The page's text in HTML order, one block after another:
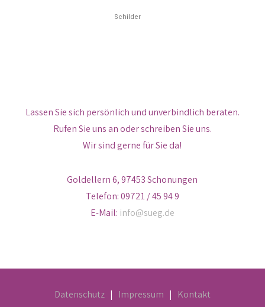
Schilder
Lassen Sie sich persönlich und unverbindlich beraten.
Rufen Sie uns an oder schreiben Sie uns.
Wir sind gerne für Sie da!
Goldellern 6, 97453 Schonungen
Telefon: 09721 / 45 94 9
E-Mail: info@sueg.de
Datenschutz | Impressum | Kontakt